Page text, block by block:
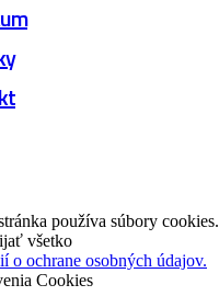
používa súbory cookies.
všetko
o ochrane osobných údajov.
Cookies